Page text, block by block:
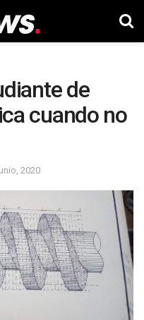
de
cuando no
2020